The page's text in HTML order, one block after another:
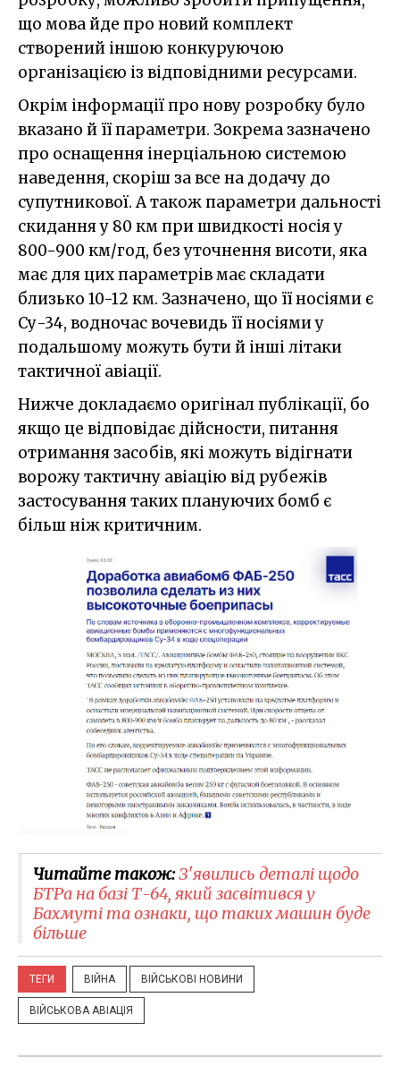
що мова йде про новий комплект
створений іншою конкуруючою
організацією із відповідними ресурсами.
Окрім інформації про нову розробку було
вказано й її параметри. Зокрема зазначено
про оснащення інерціальною системою
наведення, скоріш за все на додачу до
супутникової. А також параметри дальності
скидання у 80 км при швидкості носія у
800-900 км/год, без уточнення висоти, яка
має для цих параметрів має складати
близько 10-12 км. Зазначено, що її носіями є
Су-34, водночас вочевидь її носіями у
подальшому можуть бути й інші літаки
тактичної авіації.
Нижче докладаємо оригінал публікації, бо
якщо це відповідає дійсности, питання
отримання засобів, які можуть відігнати
ворожу тактичну авіацію від рубежів
застосування таких плануючих бомб є
більш ніж критичним.
Читайте також:З'явились деталі щодо
БТРа на базі Т-64, який засвітився у
Бахмуті та ознаки, що таких машин буде
більше
ТЕГИ ВІЙНА ВІЙСЬКОВІ НОВИНИ
ВІЙСЬКОВА АВІАЦІЯ